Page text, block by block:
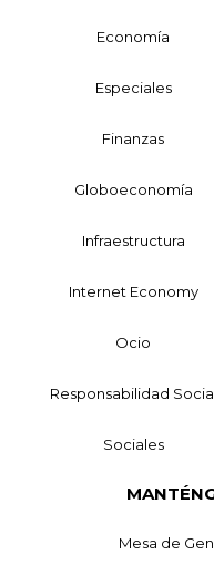
Economía
Especiales
Finanzas
Globoeconomía
Infraestructura
Internet Economy
Ocio
Responsabilidad
Sociales
Mesa de